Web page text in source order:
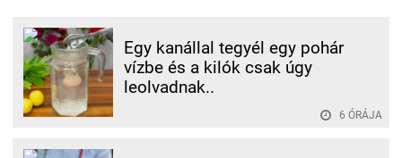
Egy kanállal tegyél egy pohár
vízbe és a kilók csak úgy
leolvadnak..
6 ÓRÁJA